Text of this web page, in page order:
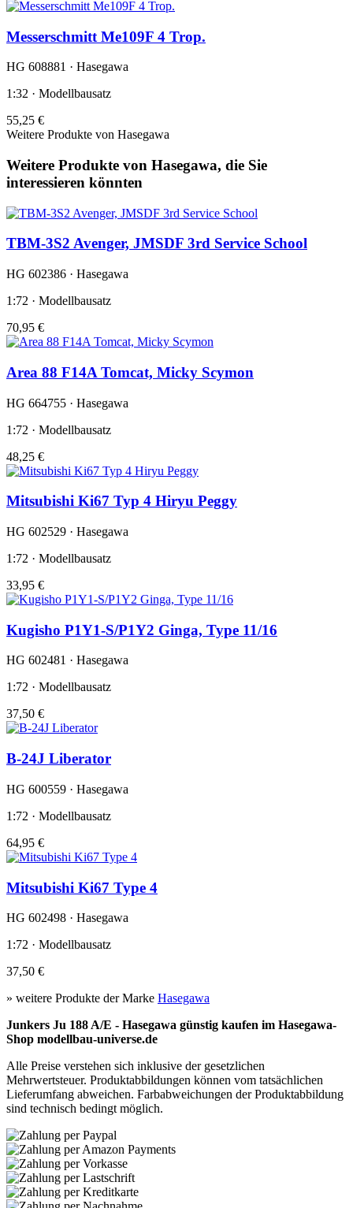
Messerschmitt Me109F 4 Trop.
HG 608881 · Hasegawa
1:32 · Modellbausatz
55,25 €
Weitere Produkte von Hasegawa
Weitere Produkte von Hasegawa, die Sie
interessieren könnten
TBM-3S2 Avenger, JMSDF 3rd Service School
HG 602386 · Hasegawa
1:72 · Modellbausatz
70,95 €
Area 88 F14A Tomcat, Micky Scymon
HG 664755 · Hasegawa
1:72 · Modellbausatz
48,25 €
Mitsubishi Ki67 Typ 4 Hiryu Peggy
HG 602529 · Hasegawa
1:72 · Modellbausatz
33,95 €
Kugisho P1Y1-S/P1Y2 Ginga, Type 11/16
HG 602481 · Hasegawa
1:72 · Modellbausatz
37,50 €
B-24J Liberator
HG 600559 · Hasegawa
1:72 · Modellbausatz
64,95 €
Mitsubishi Ki67 Type 4
HG 602498 · Hasegawa
1:72 · Modellbausatz
37,50 €
» weitere Produkte der Marke Hasegawa
Junkers Ju 188 A/E - Hasegawa günstig kaufen im Hasegawa-
Shop modellbau-universe.de
Alle Preise verstehen sich inklusive der gesetzlichen
Mehrwertsteuer. Produktabbildungen können vom tatsächlichen
Lieferumfang abweichen. Farbabweichungen der Produktabbildung
sind technisch bedingt möglich.